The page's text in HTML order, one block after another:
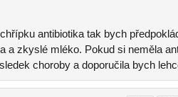
antibiotika tak bych
a zkyslé mléko. Pokud si neměla
choroby a doporučila bych